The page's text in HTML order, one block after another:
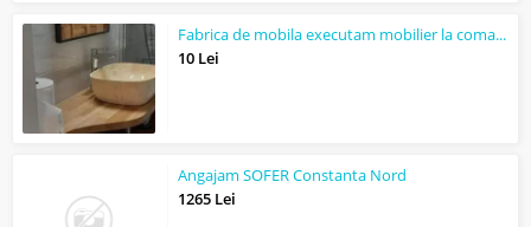
Fabrica de mobila executam mobilier la comanda
10 Lei
Angajam SOFER Constanta Nord
1265 Lei